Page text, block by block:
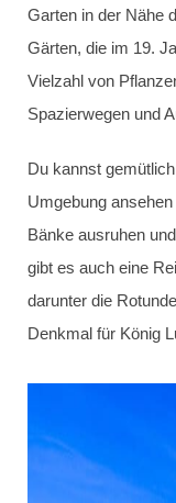
Garten in der Nähe
Gärten, die im 19.
Vielzahl von
Spazierwegen und
Du kannst
Umgebung
Bänke ausruhen
gibt es auch eine
darunter die
Denkmal für König